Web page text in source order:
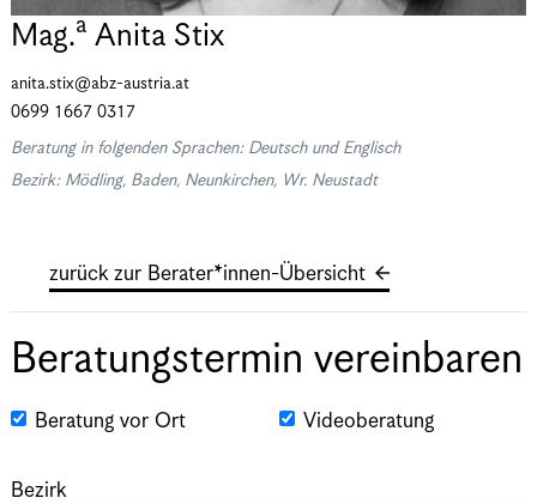
Mag.a Anita Stix
anita.stix@abz-austria.at
0699 1667 0317
Beratung in folgenden Sprachen: Deutsch und Englisch
Bezirk: Mödling, Baden, Neunkirchen, Wr. Neustadt
zurück zur Berater*innen-Übersicht
Beratungstermin vereinbaren
Beratung vor Ort Videoberatung
Bezirk